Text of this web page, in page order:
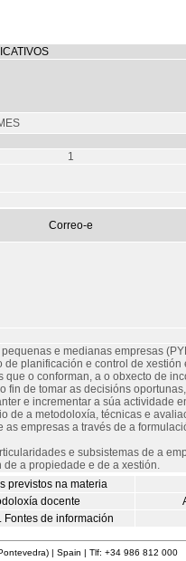
1
Correo-e
e medianas empresas
planificación e control de xestión
o conforman, a o obxecto de
fin de tomar as decisións
e incrementar a súa actividade
de a metodoloxía, técnicas e
empresas a través de a
e subsistemas de a
a propiedade e de a xestión.
previstos na materia
docente
Fontes de información
| Spain | Tlf: +34 986 812 000